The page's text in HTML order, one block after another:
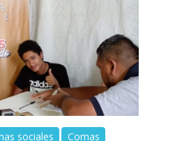
sociales
Comas